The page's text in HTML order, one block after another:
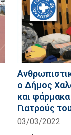
ο Δήμος
και
Γιατρούς
03/03/2022